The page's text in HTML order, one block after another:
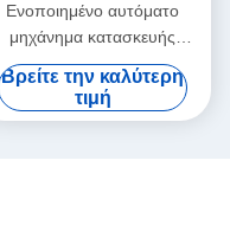
Ενοποιημένο αυτόματο
μηχάνημα κατασκευής
κλουβιών γαβιονίου:
βιομηχανική γραμμή
συναρμολόγησης για την
Βρείτε την καλύτερη
τιμή